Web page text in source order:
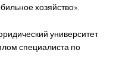
хозяйство».
университет
специалиста по